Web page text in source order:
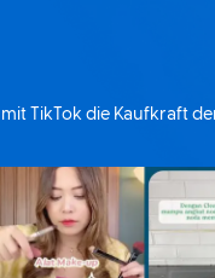
TikTok die Kaufkraft